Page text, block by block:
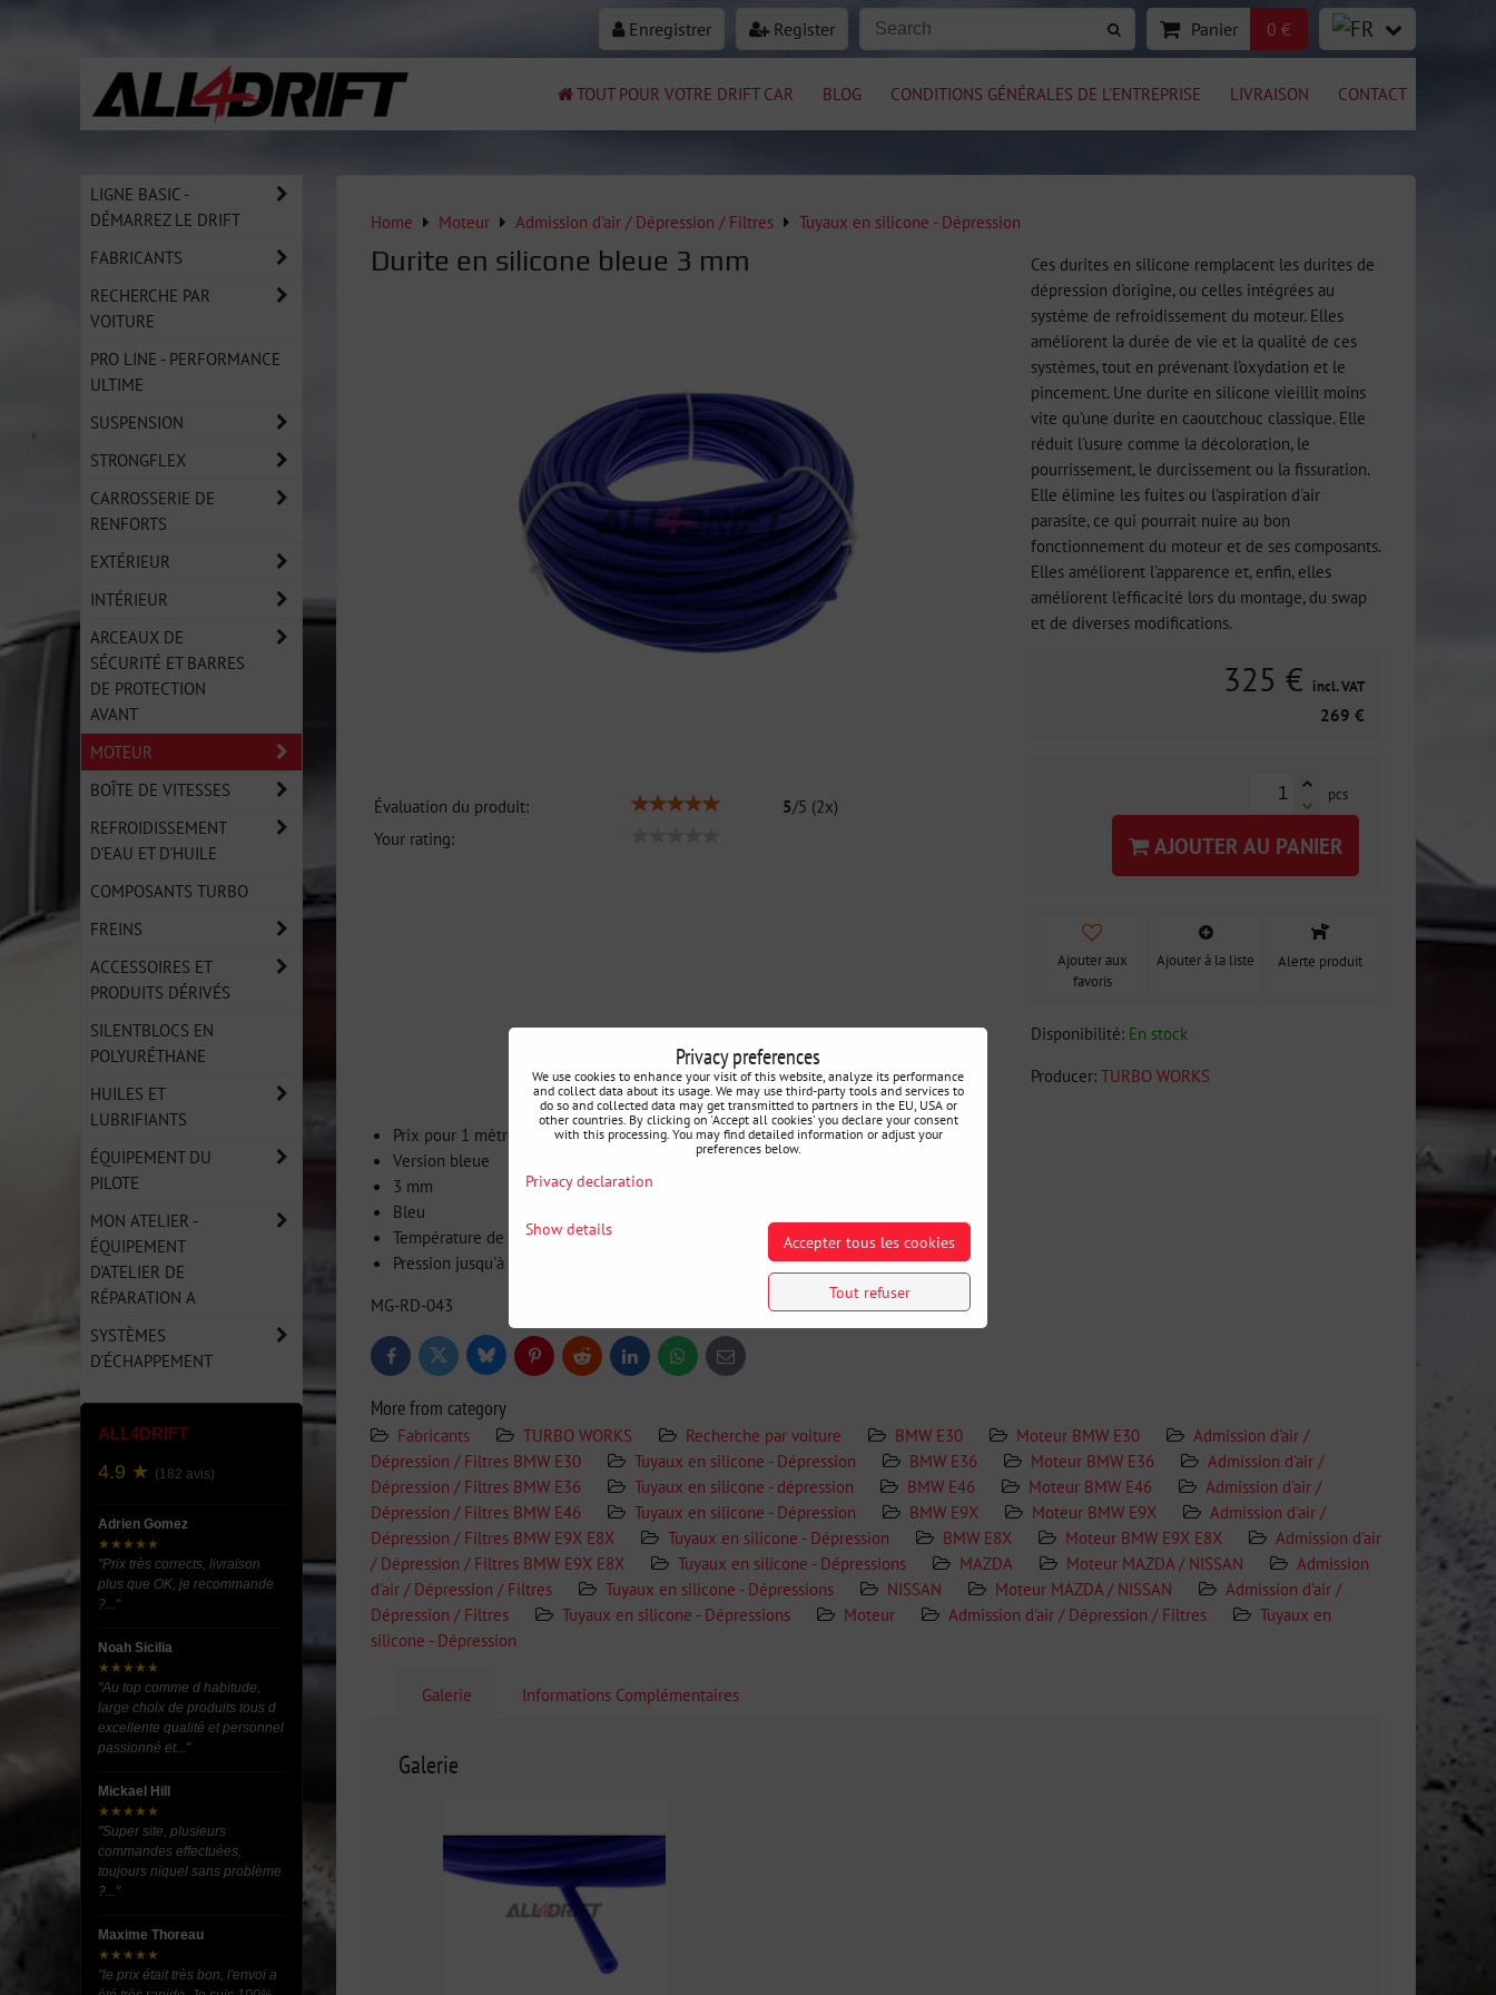
Enregistrer Register Panier 0 €
TOUT POUR VOTRE DRIFT CAR BLOG CONDITIONS GÉNÉRALES DE L'ENTREPRISE LIVRAISON CONTACT
Home Moteur Admission d'air / Dépression / Filtres Tuyaux en silicone - Dépression
Durite en silicone bleue 3 mm
Évaluation du produit: 5/5 (2x)
Your rating:
Ces durites en silicone remplacent les durites de
dépression d'origine, ou celles intégrées au
système de refroidissement du moteur. Elles
améliorent la durée de vie et la qualité de ces
systèmes, tout en prévenant l'oxydation et le
pincement. Une durite en silicone vieillit moins
vite qu'une durite en caoutchouc classique. Elle
réduit l'usure comme la décoloration, le
pourrissement, le durcissement ou la fissuration.
Elle élimine les fuites ou l'aspiration d'air
parasite, ce qui pourrait nuire au bon
fonctionnement du moteur et de ses composants.
Elles améliorent l'apparence et, enfin, elles
améliorent l'efficacité lors du montage, du swap
et de diverses modifications.
325 € incl. VAT
269 €
pcs
AJOUTER AU PANIER
Ajouter aux
favoris
Ajouter à la liste Alerte produit
Disponibilité: En stock
Producer: TURBO WORKS
Prix pour 1 mètre
Version bleue
3 mm
Bleu
Température de -60 à +290 °C
Pression jusqu'à 5 kg/cm²
MG-RD-043
FacebookTwitter BlueskyPinterestReddit LinkedInWhatsApp
E-
mail
More from category
Fabricants TURBO WORKS Recherche par voiture BMW E30 Moteur BMW E30
Admission d'air /
Dépression / Filtres BMW E30
Tuyaux en silicone - Dépression BMW E36 Moteur BMW E36
Admission d'air /
Dépression / Filtres BMW E36
Tuyaux en silicone - dépression BMW E46 Moteur BMW E46
Admission d'air /
Dépression / Filtres BMW E46
Tuyaux en silicone - Dépression BMW E9X Moteur BMW E9X
Admission d'air /
Dépression / Filtres BMW E9X E8X
Tuyaux en silicone - Dépression BMW E8X Moteur BMW E9X E8X
Admission d'air
/ Dépression / Filtres BMW E9X E8X
Tuyaux en silicone - Dépressions MAZDA Moteur MAZDA / NISSAN
Admission
d'air / Dépression / Filtres
Tuyaux en silicone - Dépressions NISSAN Moteur MAZDA / NISSAN
Admission d'air /
Dépression / Filtres
Tuyaux en silicone - Dépressions Moteur Admission d'air / Dépression / Filtres
Tuyaux en
silicone - Dépression
Galerie Informations Complémentaires
Galerie
LIGNE BASIC -
DÉMARREZ LE DRIFT
FABRICANTS
RECHERCHE PAR
VOITURE
PRO LINE - PERFORMANCE
ULTIME
SUSPENSION
STRONGFLEX
CARROSSERIE DE
RENFORTS
EXTÉRIEUR
INTÉRIEUR
ARCEAUX DE
SÉCURITÉ ET BARRES
DE PROTECTION
AVANT
MOTEUR
BOÎTE DE VITESSES
REFROIDISSEMENT
D'EAU ET D'HUILE
COMPOSANTS TURBO
FREINS
ACCESSOIRES ET
PRODUITS DÉRIVÉS
SILENTBLOCS EN
POLYURÉTHANE
HUILES ET
LUBRIFIANTS
ÉQUIPEMENT DU
PILOTE
MON ATELIER -
ÉQUIPEMENT
D'ATELIER DE
RÉPARATION A
SYSTÈMES
D'ÉCHAPPEMENT
ALL4DRIFT
4.9 ★ (182 avis)
Adrien Gomez
★★★★★
"Prix très corrects, livraison
plus que OK, je recommande
?..."
Noah Sicilia
★★★★★
"Au top comme d habitude,
large choix de produits tous d
excellente qualité et personnel
passionné et..."
Mickael Hill
★★★★★
"Super site, plusieurs
commandes effectuées,
toujours niquel sans problème
?..."
Maxime Thoreau
★★★★★
"le prix était très bon, l'envoi a
Privacy preferences
We use cookies to enhance your visit of this website, analyze its performance
and collect data about its usage. We may use third-party tools and services to
do so and collected data may get transmitted to partners in the EU, USA or
other countries. By clicking on 'Accept all cookies' you declare your consent
with this processing. You may find detailed information or adjust your
preferences below.
Privacy declaration
Show details
Accepter tous les cookies
Tout refuser